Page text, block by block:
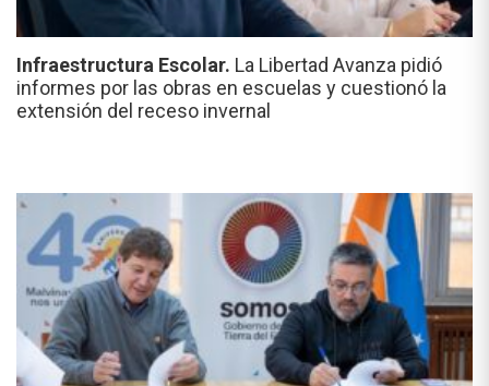
Infraestructura Escolar. La Libertad Avanza pidió
informes por las obras en escuelas y cuestionó la
extensión del receso invernal